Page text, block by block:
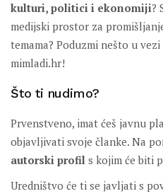
kulturi, politici i ekonomiji?
medijski prostor za
temama? Poduzmi nešto u
mimladi.hr!
Što ti nudimo?
Prvenstveno, imat ćeš javnu
objavljivati svoje članke. Na
autorski profil s kojim će biti
Uredništvo će ti se javljati s